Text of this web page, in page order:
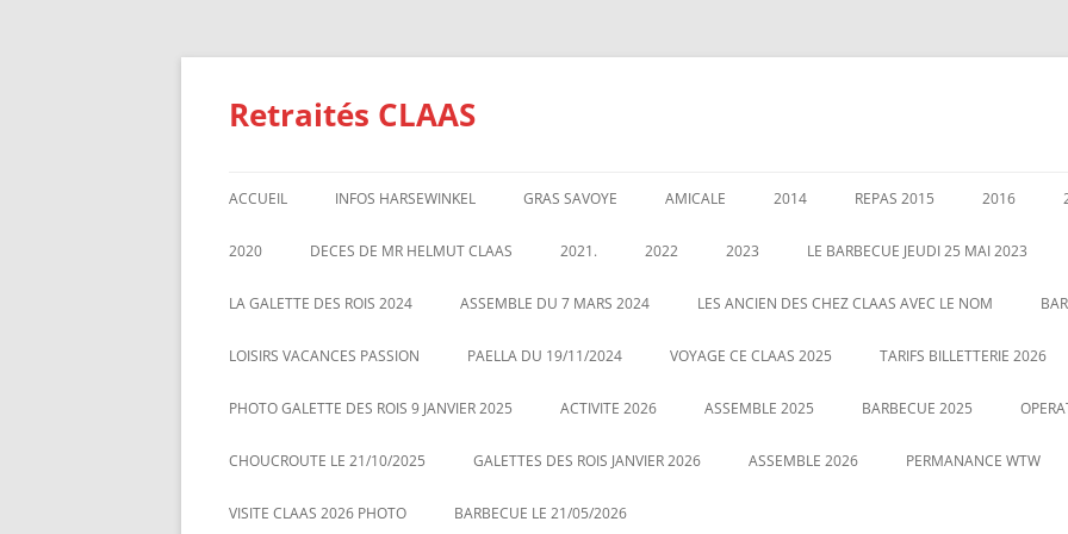
Aller
Retraités CLAAS
ACCUEIL INFOS HARSEWINKEL
ACTIVITE 2025
TARIFS BILLETTERIE AU 01/1/2025
GRAS SAVOYE
LES PERMANENCES GARANTIES AU 1 JANVIER 2020
AMICALE
CRÉATION DE AMICALE
POUR NOUS CONTACTER
2014
ASSEMBLEE 2014
COUSCOUS EN 2014
REPAS 2015 2016
GALETTE
CENTRALE
2020
GALETTE DES ROIS 2020
ASSEMBLÉ DES RETRAITÉS LE 5
DECES DE MR HELMUT CLAAS 2021. 2022
ASSEMBLE 2022
LE 21 MAI 2022 BARBECUE PHOTO
PHOTO POUR AGRANDIR
2023
GALETTE DES ROIS LE 12 JANVIER
LE BARBECUE JEUDI 25 MAI 2023
LA GALETTE DES ROIS 2024 ASSEMBLE DU 7 MARS 2024 LES ANCIEN DES CHEZ CLAAS AVEC LE NOM
LOISIRS VACANCES PASSION PAELLA DU 19/11/2024 VOYAGE CE CLAAS 2025 TARIFS BILLETTERIE 2026
PHOTO GALETTE DES ROIS 9 JANVIER 2025 ACTIVITE 2026 ASSEMBLE 2025 BARBECUE 2025
CHOUCROUTE LE 21/10/2025 GALETTES DES ROIS JANVIER 2026 ASSEMBLE 2026 PERMANANCE WTW
VISITE CLAAS 2026 PHOTO BARBECUE LE 21/05/2026